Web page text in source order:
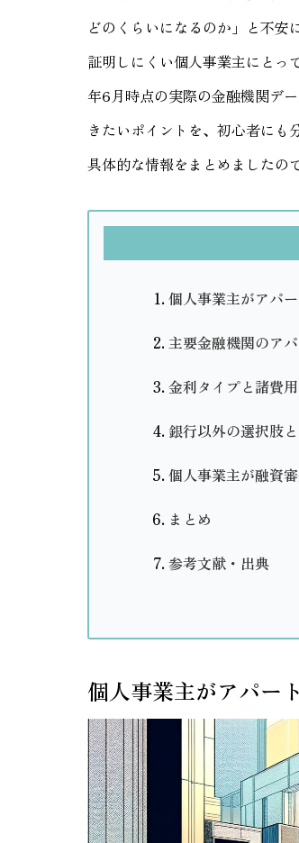
どのくらいになるのか」と不安
証明しにくい個人事業主にとっ
年6月時点の実際の金融機関デ
きたいポイントを、初心者にも
具体的な情報をまとめましたの
個人事業主がアパ
主要金融機関のア
金利タイプと諸費
銀行以外の選択肢
個人事業主が融資
まとめ
参考文献・出典
個人事業主がアパー